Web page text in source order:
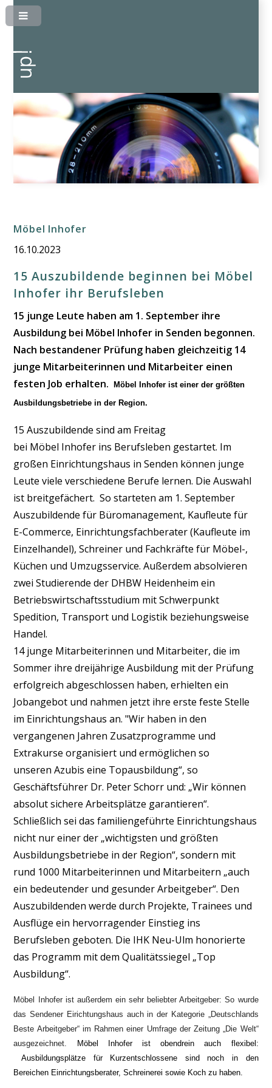
Möbel Inhofer
16.10.2023
15 Auszubildende beginnen bei Möbel
Inhofer ihr Berufsleben
15 junge Leute haben am 1. September ihre
Ausbildung bei Möbel Inhofer in Senden begonnen.
Nach bestandener Prüfung haben gleichzeitig 14
junge Mitarbeiterinnen und Mitarbeiter einen
festen Job erhalten.Möbel Inhofer ist einer der größten
Ausbildungsbetriebe in der Region.
15 Auszubildende sind am Freitag
bei Möbel Inhofer ins Berufsleben gestartet. Im
großen Einrichtungshaus in Senden können junge
Leute viele verschiedene Berufe lernen. Die Auswahl
ist breitgefächert. So starteten am 1. September
Auszubildende für Büromanagement, Kaufleute für
E-Commerce, Einrichtungsfachberater (Kaufleute im
Einzelhandel), Schreiner und Fachkräfte für Möbel-,
Küchen und Umzugsservice. Außerdem absolvieren
zwei Studierende der DHBW Heidenheim ein
Betriebswirtschaftsstudium mit Schwerpunkt
Spedition, Transport und Logistik beziehungsweise
Handel.
14 junge Mitarbeiterinnen und Mitarbeiter, die im
Sommer ihre dreijährige Ausbildung mit der Prüfung
erfolgreich abgeschlossen haben, erhielten ein
Jobangebot und nahmen jetzt ihre erste feste Stelle
im Einrichtungshaus an. "Wir haben in den
vergangenen Jahren Zusatzprogramme und
Extrakurse organisiert und ermöglichen so
unseren Azubis eine Topausbildung“, so
Geschäftsführer Dr. Peter Schorr und: „Wir können
absolut sichere Arbeitsplätze garantieren“.
Schließlich sei das familiengeführte Einrichtungshaus
nicht nur einer der „wichtigsten und größten
Ausbildungsbetriebe in der Region“, sondern mit
rund 1000 Mitarbeiterinnen und Mitarbeitern „auch
ein bedeutender und gesunder Arbeitgeber“. Den
Auszubildenden werde durch Projekte, Trainees und
Ausflüge ein hervorragender Einstieg ins
Berufsleben geboten. Die IHK Neu-Ulm honorierte
das Programm mit dem Qualitätssiegel „Top
Ausbildung“.
Möbel Inhoferist außerdem ein sehr beliebter Arbeitgeber: So wurde
das Sendener Eirichtungshaus auch in der Kategorie „Deutschlands
Beste Arbeitgeber“ im Rahmen einer Umfrage der Zeitung „Die Welt“
ausgezeichnet.
Möbel Inhoferist obendrein auch flexibel:
Ausbildungsplätze für Kurzentschlossene sind noch in den
Bereichen Einrichtungsberater, Schreinerei sowie Koch zu haben.